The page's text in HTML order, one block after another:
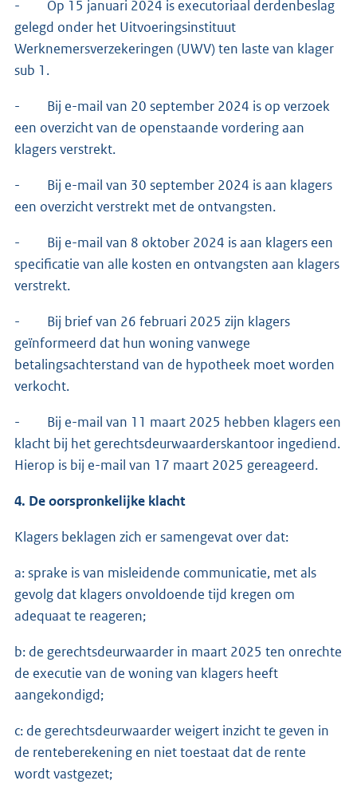
- Op 15 januari 2024 is executoriaal derdenbeslag
gelegd onder het Uitvoeringsinstituut
Werknemersverzekeringen (UWV) ten laste van klager
sub 1.
- Bij e-mail van 20 september 2024 is op verzoek
een overzicht van de openstaande vordering aan
klagers verstrekt.
- Bij e-mail van 30 september 2024 is aan klagers
een overzicht verstrekt met de ontvangsten.
- Bij e-mail van 8 oktober 2024 is aan klagers een
specificatie van alle kosten en ontvangsten aan klagers
verstrekt.
- Bij brief van 26 februari 2025 zijn klagers
geïnformeerd dat hun woning vanwege
betalingsachterstand van de hypotheek moet worden
verkocht.
- Bij e-mail van 11 maart 2025 hebben klagers een
klacht bij het gerechtsdeurwaarderskantoor ingediend.
Hierop is bij e-mail van 17 maart 2025 gereageerd.
4. De oorspronkelijke klacht
Klagers beklagen zich er samengevat over dat:
a: sprake is van misleidende communicatie, met als
gevolg dat klagers onvoldoende tijd kregen om
adequaat te reageren;
b: de gerechtsdeurwaarder in maart 2025 ten onrechte
de executie van de woning van klagers heeft
aangekondigd;
c: de gerechtsdeurwaarder weigert inzicht te geven in
de renteberekening en niet toestaat dat de rente
wordt vastgezet;